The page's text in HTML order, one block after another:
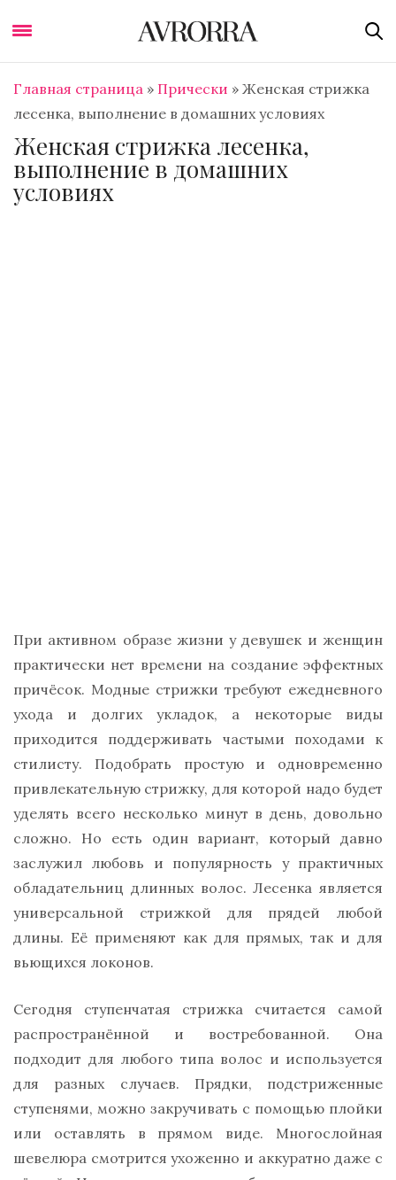
Главная страница » Прически » Женская стрижка
лесенка, выполнение в домашних условиях
Женская стрижка лесенка,
выполнение в домашних
условиях
При активном образе жизни у девушек и женщин
практически нет времени на создание эффектных
причёсок. Модные стрижки требуют ежедневного
ухода и долгих укладок, а некоторые виды
приходится поддерживать частыми походами к
стилисту. Подобрать простую и одновременно
привлекательную стрижку, для которой надо будет
уделять всего несколько минут в день, довольно
сложно. Но есть один вариант, который давно
заслужил любовь и популярность у практичных
обладательниц длинных волос. Лесенка является
универсальной стрижкой для прядей любой
длины. Её применяют как для прямых, так и для
вьющихся локонов.
Сегодня ступенчатая стрижка считается самой
распространённой и востребованной. Она
подходит для любого типа волос и используется
для разных случаев. Прядки, подстриженные
ступенями, можно закручивать с помощью плойки
или оставлять в прямом виде. Многослойная
шевелюра смотрится ухоженно и аккуратно даже с